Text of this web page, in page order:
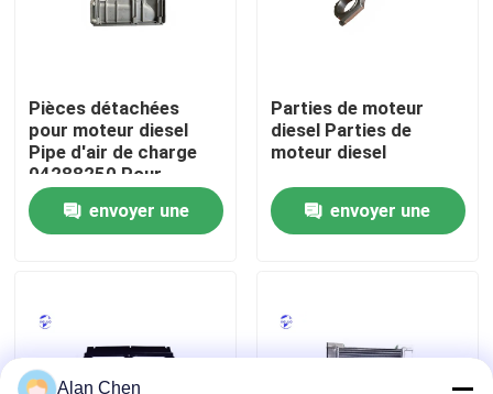
Contrôle de la qualité
Contact
Demande de soumission
Moteur de
Cummins Engine
Pièces détachées
pour moteur diesel
Pipe d'air de charge
04288250 Pour
moteur Deutz
envoyer une
Parties de moteur
diesel Parties de
moteur diesel
envoyer une
Alan Chen